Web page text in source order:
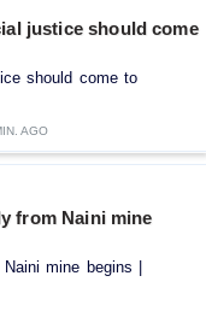
should come
come to
AGO
from Naini mine
mine begins |